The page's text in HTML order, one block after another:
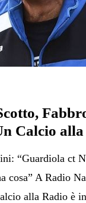
Calcio
“Guardiola ct
cosa” A Radio
alla Radio è